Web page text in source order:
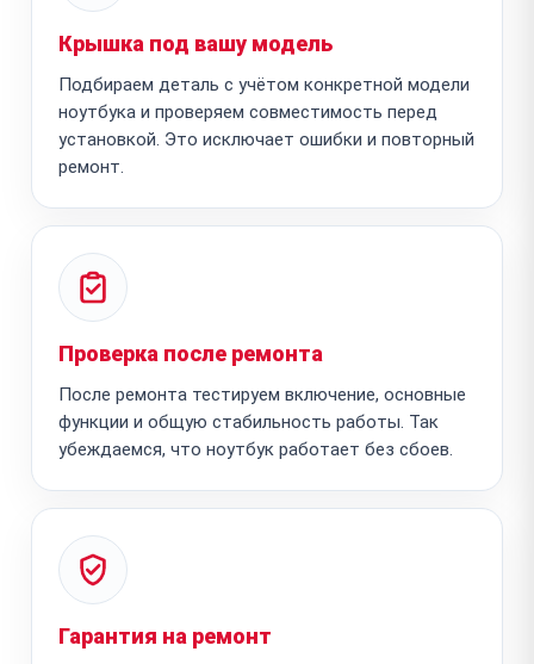
Крышка под вашу модель
Подбираем деталь с учётом конкретной модели
ноутбука и проверяем совместимость перед
установкой. Это исключает ошибки и повторный
ремонт.
Проверка после ремонта
После ремонта тестируем включение, основные
функции и общую стабильность работы. Так
убеждаемся, что ноутбук работает без сбоев.
Гарантия на ремонт